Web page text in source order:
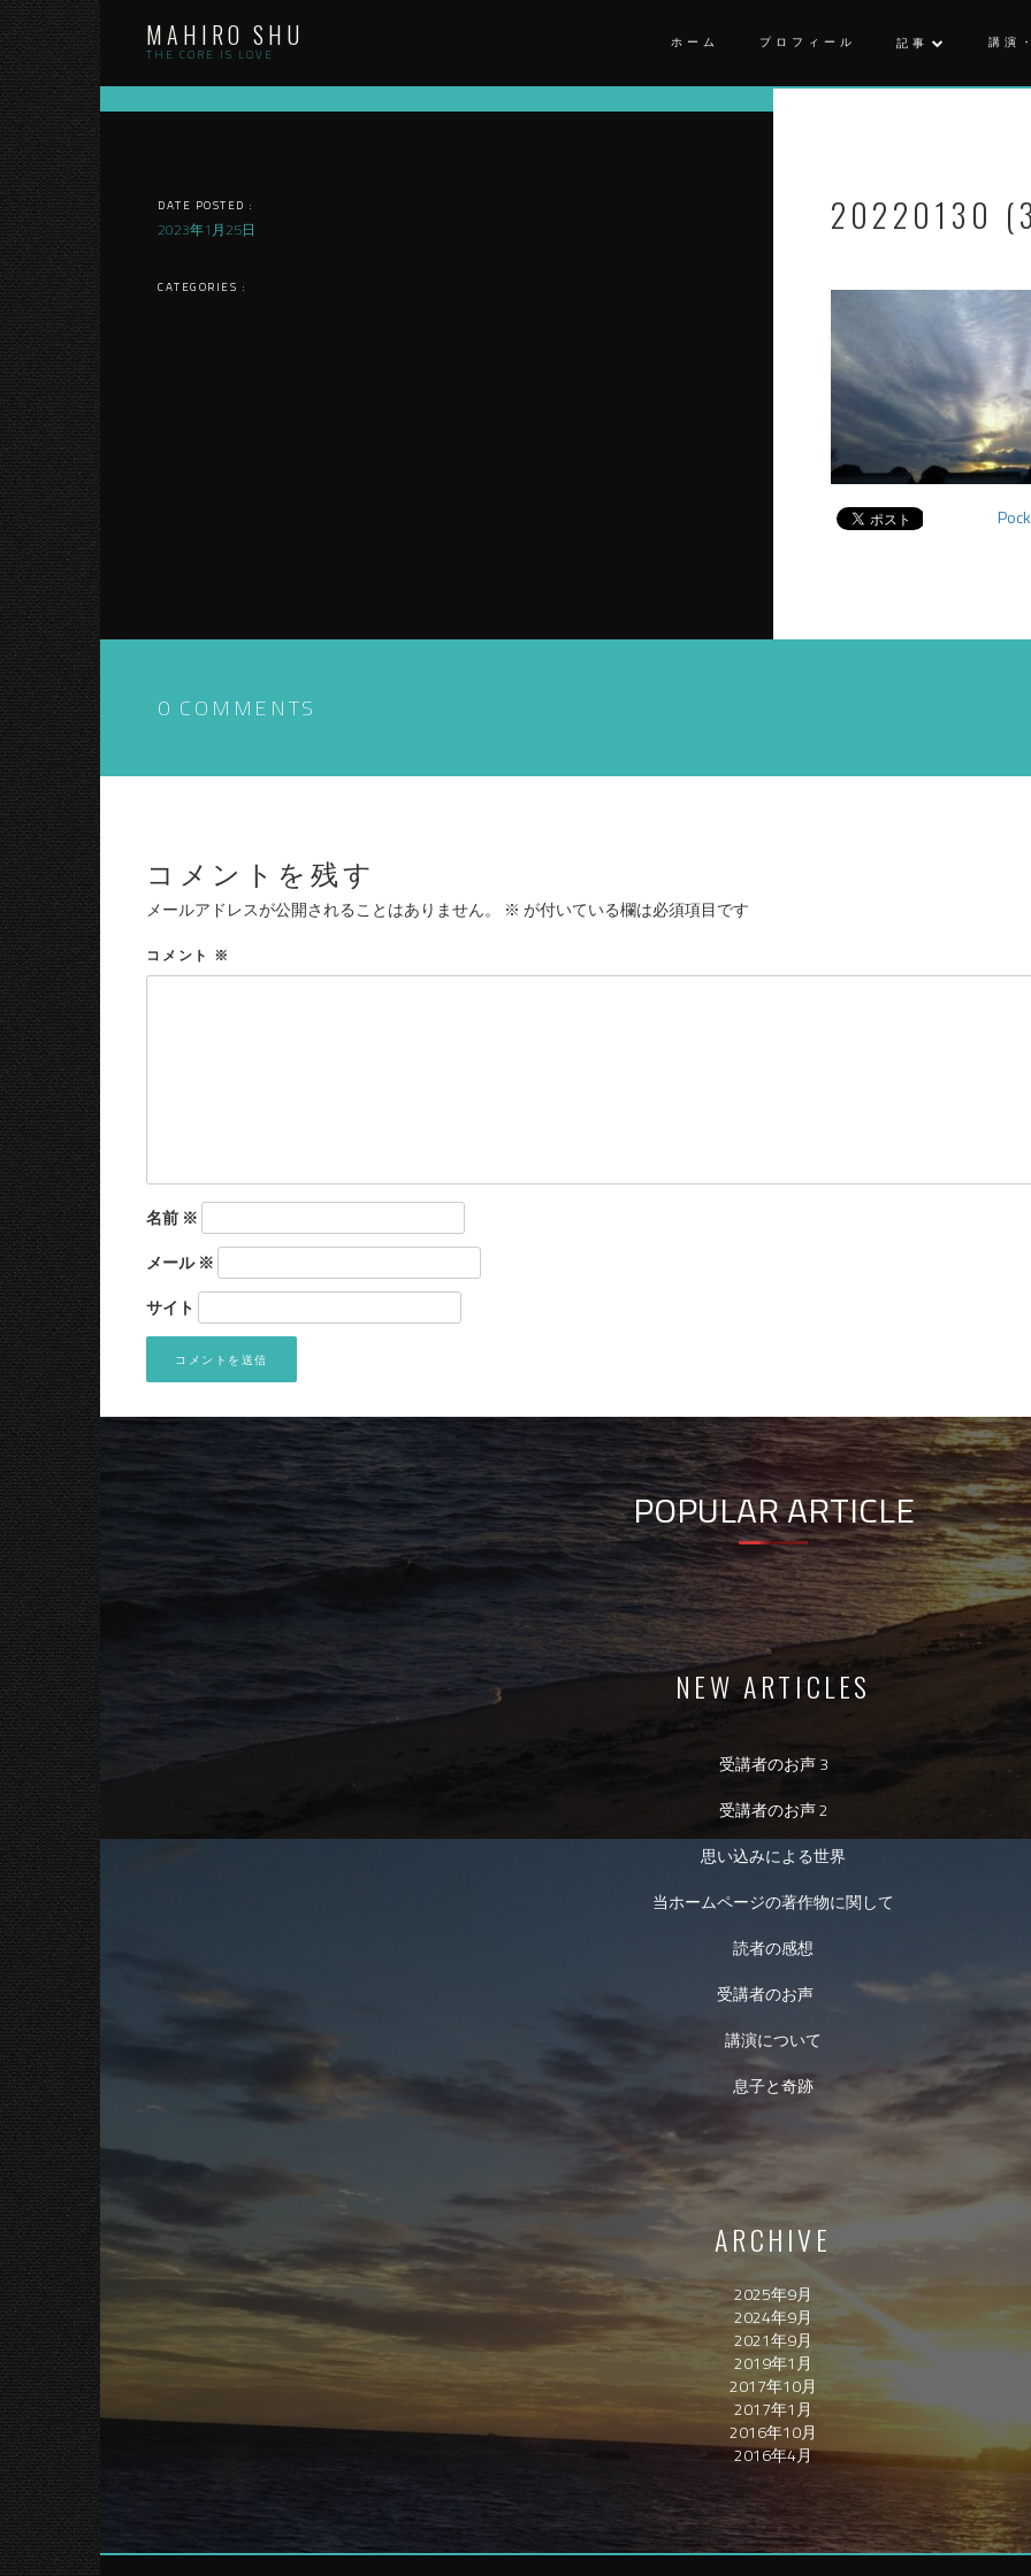
Skip
to
content
MAHIRO SHU
THE CORE IS LOVE
ホーム プロフィール 記事 講演
DATE POSTED :
2023年1月25日
CATEGORIES :
20220130
0 COMMENTS
コメントを残す
メールアドレスが公開されることはありません。 ※ が付いている欄は必須項目です
コメント ※
名前 ※
メール※
サイト
POPULAR ARTICLE
NEW ARTICLES
受講者のお声 3
受講者のお声 2
思い込みによる世界
当ホームページの著作物に関して
読者の感想
受講者のお声
講演について
息子と奇跡
ARCHIVE
2025年9月
2024年9月
2021年9月
2019年1月
2017年10月
2017年1月
2016年10月
2016年4月